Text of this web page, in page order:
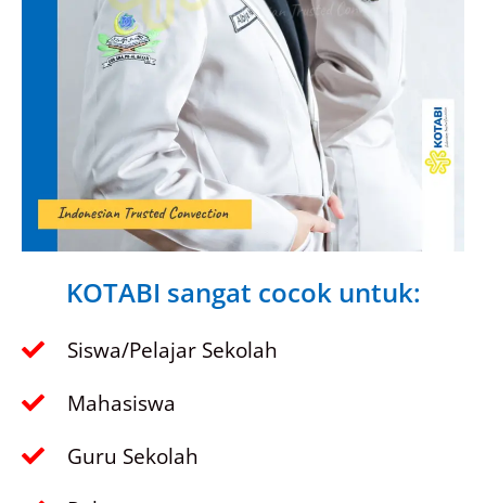
KOTABI sangat cocok untuk:
Siswa/Pelajar Sekolah
Mahasiswa
Guru Sekolah